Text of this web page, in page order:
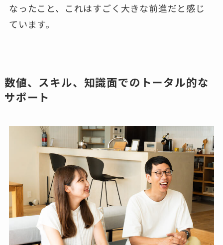
なったこと、これはすごく大きな前進だと感じ
ています。
数値、スキル、知識面でのトータル的な
サポート